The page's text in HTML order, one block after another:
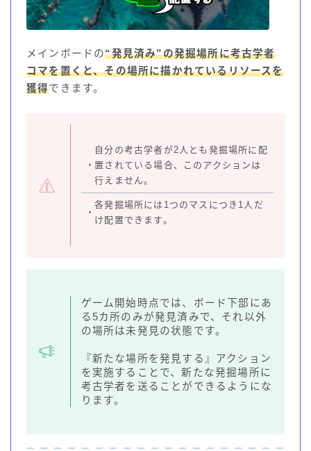
メインボードの“発見済み”の発掘場所に考古学者
コマを置くと、その場所に描かれているリソースを
獲得できます。
・
自分の考古学者が2人とも発掘場所に配
置されている場合、このアクションは
行えません。
・
各発掘場所には1つのマスにつき1人だ
け配置できます。
ゲーム開始時点では、ボード下部にあ
る5カ所のみが発見済みで、それ以外
の場所は未発見の状態です。
『新たな場所を発見する』アクション
を実施することで、新たな発掘場所に
考古学者を送ることができるようにな
ります。